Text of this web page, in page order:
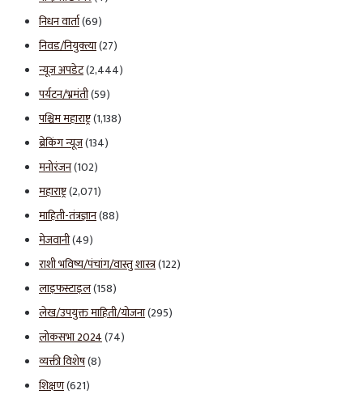
निधन वार्ता(69)
निवड/नियुक्त्या(27)
न्यूज अपडेट(2,444)
पर्यटन/भ्रमंती(59)
पश्चिम महाराष्ट्र(1,138)
ब्रेकिंग न्यूज(134)
मनोरंजन(102)
महाराष्ट्र(2,071)
माहिती-तंत्रज्ञान(88)
मेजवानी(49)
राशी भविष्य/पंचांग/वास्तु शास्त्र(122)
लाइफस्टाइल(158)
लेख/उपयुक्त माहिती/योजना(295)
लोकसभा 2024(74)
व्यक्ती विशेष(8)
शिक्षण(621)